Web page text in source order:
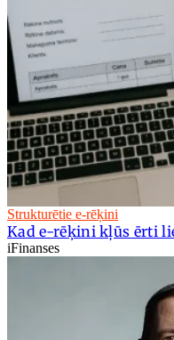
Strukturētie e-rēķini
Kad e-rēķini kļūs ērti
iFinanses